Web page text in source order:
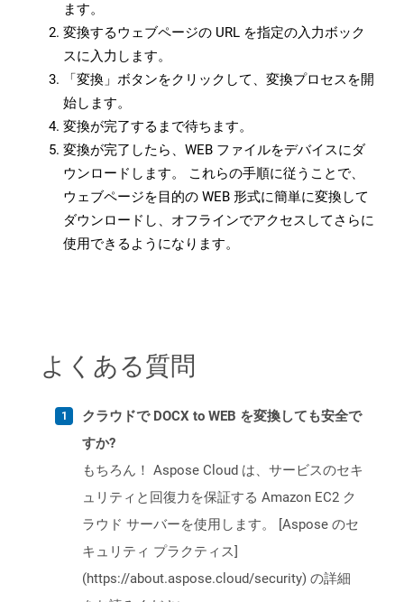
ます。
変換するウェブページの URL を指定の入力ボック
スに入力します。
「変換」ボタンをクリックして、変換プロセスを開
始します。
変換が完了するまで待ちます。
変換が完了したら、WEB ファイルをデバイスにダ
ウンロードします。 これらの手順に従うことで、
ウェブページを目的の WEB 形式に簡単に変換して
ダウンロードし、オフラインでアクセスしてさらに
使用できるようになります。
よくある質問
クラウドで DOCX to WEB を変換しても安全で
すか?
もちろん！ Aspose Cloud は、サービスのセキ
ュリティと回復力を保証する Amazon EC2 ク
ラウド サーバーを使用します。 [Aspose のセ
キュリティ プラクティス]
(https://about.aspose.cloud/security) の詳細